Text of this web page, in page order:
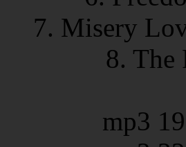
7. Misery
8. The
mp3